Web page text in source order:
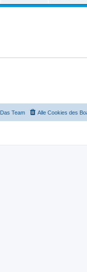
Alle Cookies des
Das Team